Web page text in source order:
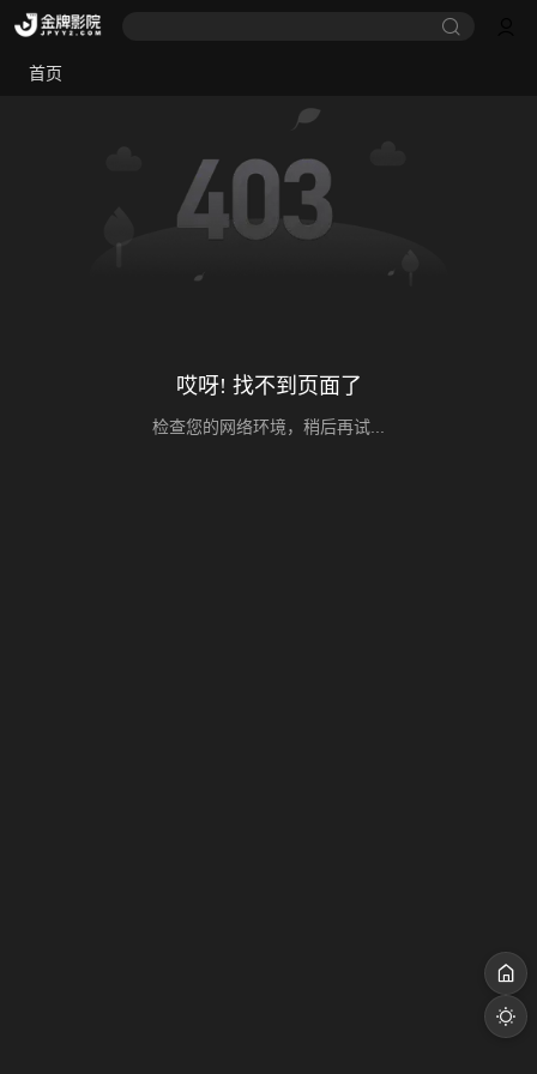
首页
哎呀! 找不到页面了
检查您的网络环境，稍后再试...